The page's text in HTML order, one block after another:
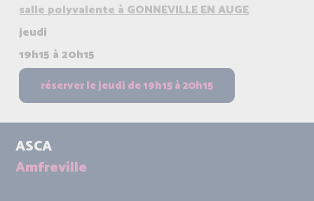
salle polyvalente à GONNEVILLE EN AUGE
jeudi
19h15 à 20h15
ASCA
Amfreville